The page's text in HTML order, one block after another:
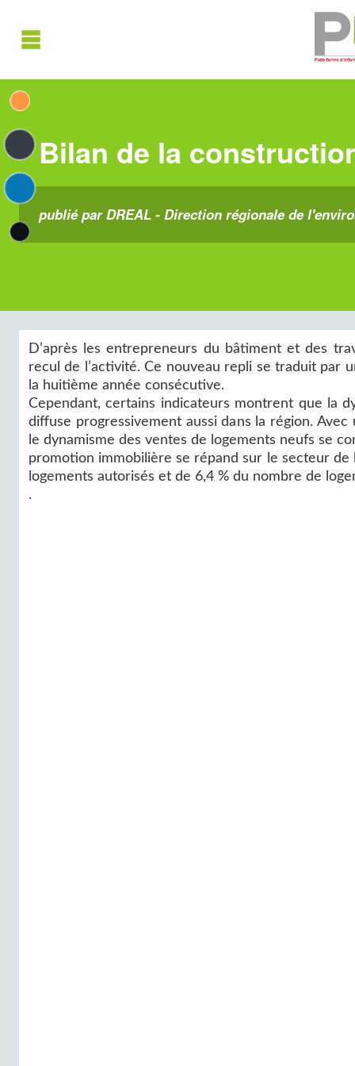
Bilan de la
publié par DREAL - Direction régionale de
D’après les entrepreneurs du bâtiment et des
recul de l’activité. Ce nouveau repli se traduit par
la huitième année consécutive.
Cependant, certains indicateurs montrent que la
diffuse progressivement aussi dans la région.
le dynamisme des ventes de logements neufs se
promotion immobilière se répand sur le secteur
logements autorisés et de 6,4 % du nombre de
.